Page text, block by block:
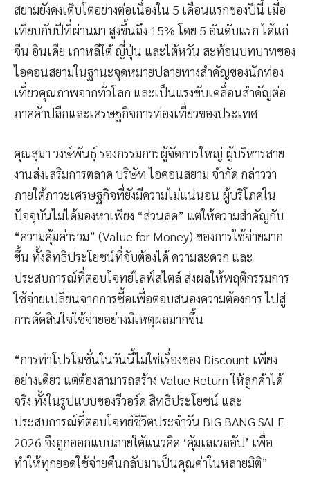
สยามยังคงเติบโตอย่างต่อเนื่องใน 5 เดือนแรกของปีนี้ เมื่อ
เทียบกับปีที่ผ่านมา สูงขึ้นถึง 15% โดย 5 อันดับแรก ได้แก่
จีน อินเดีย เกาหลีใต้ ญี่ปุ่น และไต้หวัน สะท้อนบทบาทของ
ไอคอนสยามในฐานะจุดหมายปลายทางสำคัญของนักท่อง
เที่ยวคุณภาพจากทั่วโลก และเป็นแรงขับเคลื่อนสำคัญต่อ
ภาคค้าปลีกและเศรษฐกิจการท่องเที่ยวของประเทศ
คุณสุมา วงษ์พันธุ์ รองกรรมการผู้จัดการใหญ่ ผู้บริหารสาย
งานส่งเสริมการตลาด บริษัท ไอคอนสยาม จำกัด กล่าวว่า
ภายใต้ภาวะเศรษฐกิจที่ยังมีความไม่แน่นอน ผู้บริโภคใน
ปัจจุบันไม่ได้มองหาเพียง “ส่วนลด” แต่ให้ความสำคัญกับ
“ความคุ้มค่ารวม” (Value for Money) ของการใช้จ่ายมาก
ขึ้น ทั้งสิทธิประโยชน์ที่จับต้องได้ ความสะดวก และ
ประสบการณ์ที่ตอบโจทย์ไลฟ์สไตล์ ส่งผลให้พฤติกรรมการ
ใช้จ่ายเปลี่ยนจากการซื้อเพื่อตอบสนองความต้องการ ไปสู่
การตัดสินใจใช้จ่ายอย่างมีเหตุผลมากขึ้น
“การทำโปรโมชั่นในวันนี้ไม่ใช่เรื่องของ Discount เพียง
อย่างเดียว แต่ต้องสามารถสร้าง Value Return ให้ลูกค้าได้
จริง ทั้งในรูปแบบของรีวอร์ด สิทธิประโยชน์ และ
ประสบการณ์ที่ตอบโจทย์ชีวิตประจำวัน BIG BANG SALE
2026 จึงถูกออกแบบภายใต้แนวคิด ‘คุ้มเลเวลอัป’ เพื่อ
ทำให้ทุกยอดใช้จ่ายคืนกลับมาเป็นคุณค่าในหลายมิติ”